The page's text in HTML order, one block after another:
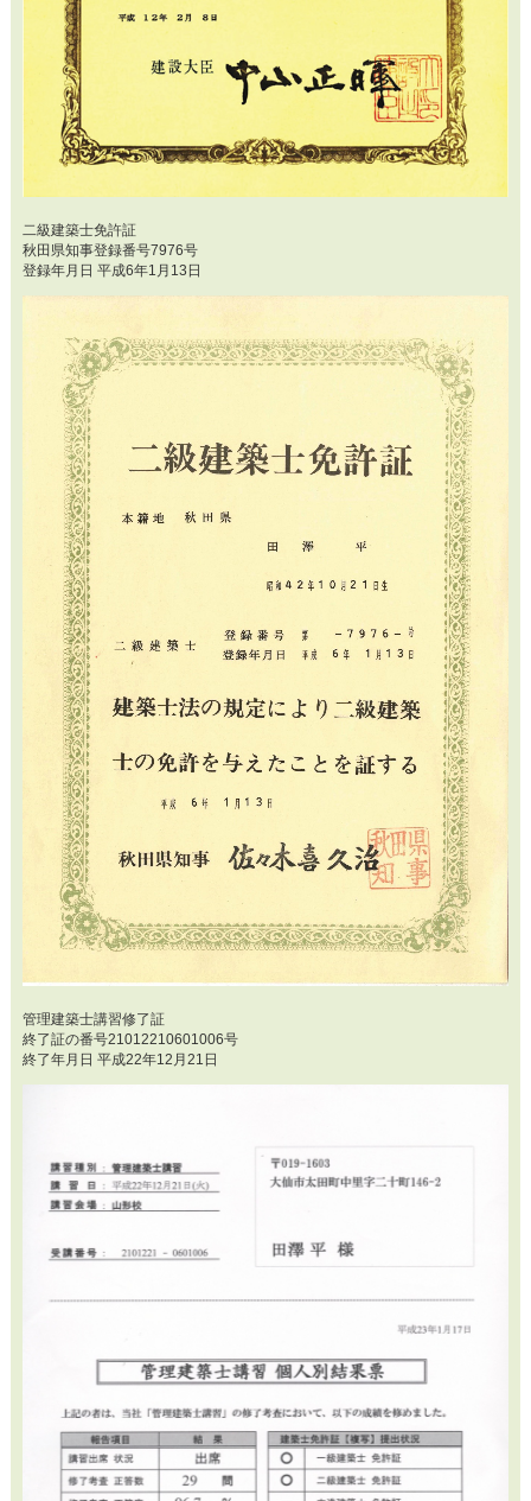
二級建築士免許証
秋田県知事登録番号7976号
登録年月日 平成6年1月13日
管理建築士講習修了証
終了証の番号21012210601006号
終了年月日 平成22年12月21日